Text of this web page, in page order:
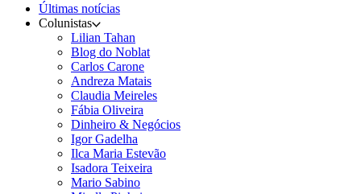
Últimas notícias
Colunistas
Lilian Tahan
Blog do Noblat
Carlos Carone
Andreza Matais
Claudia Meireles
Fábia Oliveira
Dinheiro & Negócios
Igor Gadelha
Ilca Maria Estevão
Isadora Teixeira
Mario Sabino